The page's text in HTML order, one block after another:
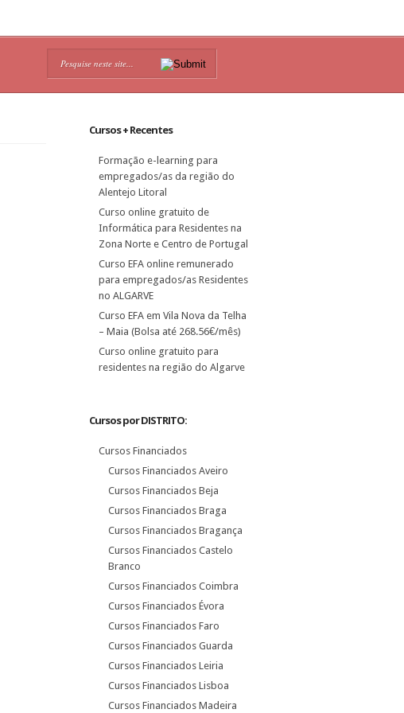
Cursos + Recentes
Formação e-learning para
empregados/as da região do
Alentejo Litoral
Curso online gratuito de
Informática para Residentes na
Zona Norte e Centro de Portugal
Curso EFA online remunerado
para empregados/as Residentes
no ALGARVE
Curso EFA em Vila Nova da Telha
– Maia (Bolsa até 268.56€/mês)
Curso online gratuito para
residentes na região do Algarve
Cursos por DISTRITO:
Cursos Financiados
Cursos Financiados Aveiro
Cursos Financiados Beja
Cursos Financiados Braga
Cursos Financiados Bragança
Cursos Financiados Castelo
Branco
Cursos Financiados Coimbra
Cursos Financiados Évora
Cursos Financiados Faro
Cursos Financiados Guarda
Cursos Financiados Leiria
Cursos Financiados Lisboa
Cursos Financiados Madeira